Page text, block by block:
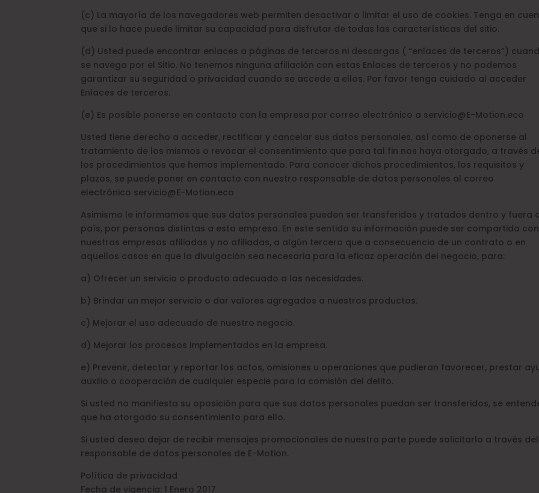
(c) La mayoría de los navegadores web permiten desactivar o limitar el uso de cookies. Tenga en
que si lo hace puede limitar su capacidad para disfrutar de todas las características del sitio.
(d) Usted puede encontrar enlaces a páginas de terceros ni descargas ( “enlaces de terceros”)
se navega por el Sitio. No tenemos ninguna afiliación con estas Enlaces de terceros y no podemos
garantizar su seguridad o privacidad cuando se accede a ellos. Por favor tenga cuidado al acceder
Enlaces de terceros.
(e) Es posible ponerse en contacto con la empresa por correo electrónico a servicio@E-Motion.eco
Usted tiene derecho a acceder, rectificar y cancelar sus datos personales, así como de oponerse al
tratamiento de los mismos o revocar el consentimiento que para tal fin nos haya otorgado, a través
los procedimientos que hemos implementado. Para conocer dichos procedimientos, los requisitos y
plazos, se puede poner en contacto con nuestro responsable de datos personales al correo
electrónico servicio@E-Motion.eco
Asimismo le informamos que sus datos personales pueden ser transferidos y tratados dentro y fuera
país, por personas distintas a esta empresa. En este sentido su información puede ser compartida con
nuestras empresas afiliadas y no afiliadas, a algún tercero que a consecuencia de un contrato o en
aquellos casos en que la divulgación sea necesaria para la eficaz operación del negocio, para:
a) Ofrecer un servicio o producto adecuado a las necesidades.
b) Brindar un mejor servicio o dar valores agregados a nuestros productos.
c) Mejorar el uso adecuado de nuestro negocio.
d) Mejorar los procesos implementados en la empresa.
e) Prevenir, detectar y reportar los actos, omisiones u operaciones que pudieran favorecer, prestar
auxilio o cooperación de cualquier especie para la comisión del delito.
Si usted no manifiesta su oposición para que sus datos personales puedan ser transferidos, se
que ha otorgado su consentimiento para ello.
Si usted desea dejar de recibir mensajes promocionales de nuestra parte puede solicitarlo a través del
responsable de datos personales de E-Motion.
Política de privacidad
Fecha de vigencia: 1 Enero 2017